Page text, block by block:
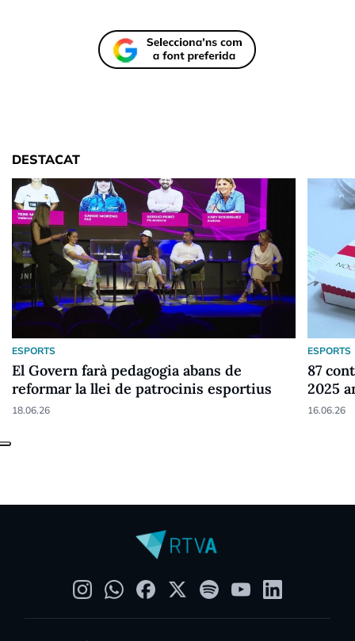
DESTACAT
ESPORTS
El Govern farà pedagogia abans de
reformar la llei de patrocinis esportius
18.06.26
ESPORTS
87
2025
16.06.26